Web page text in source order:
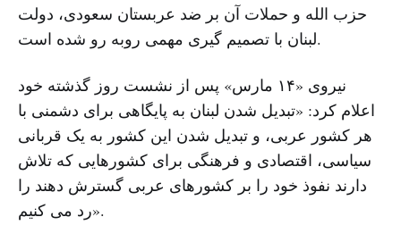
حزب الله و حملات آن بر ضد عربستان سعودی، دولت
لبنان با تصمیم گیری مهمی روبه رو شده است.
نیروی «۱۴ مارس» پس از نشست روز گذشته خود
اعلام کرد: «تبدیل شدن لبنان به پایگاهی برای دشمنی با
هر کشور عربی، و تبدیل شدن این کشور به یک قربانی
سیاسی، اقتصادی و فرهنگی برای کشورهایی که تلاش
دارند نفوذ خود را بر کشورهای عربی گسترش دهند را
رد می کنیم».